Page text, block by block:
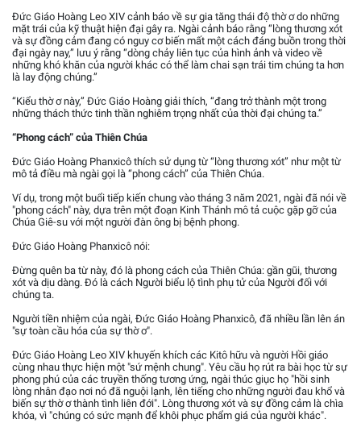
Đức Giáo Hoàng Leo XIV cảnh báo về sự gia tăng thái độ thờ ơ do những
mặt trái của kỹ thuật hiện đại gây ra. Ngài cảnh báo rằng “lòng thương xót
và sự đồng cảm đang có nguy cơ biến mất một cách đáng buồn trong thời
đại ngày nay,” lưu ý rằng “dòng chảy liên tục của hình ảnh và video về
những khó khăn của người khác có thể làm chai sạn trái tim chúng ta hơn
là lay động chúng.”
“Kiểu thờ ơ này,” Đức Giáo Hoàng giải thích, “đang trở thành một trong
những thách thức tinh thần nghiêm trọng nhất của thời đại chúng ta.”
“Phong cách” của Thiên Chúa
Đức Giáo Hoàng Phanxicô thích sử dụng từ “lòng thương xót” như một từ
mô tả điều mà ngài gọi là “phong cách” của Thiên Chúa.
Ví dụ, trong một buổi tiếp kiến chung vào tháng 3 năm 2021, ngài đã nói về
"phong cách" này, dựa trên một đoạn Kinh Thánh mô tả cuộc gặp gỡ của
Chúa Giê-su với một người đàn ông bị bệnh phong.
Đức Giáo Hoàng Phanxicô nói:
Đừng quên ba từ này, đó là phong cách của Thiên Chúa: gần gũi, thương
xót và dịu dàng. Đó là cách Người biểu lộ tình phụ tử của Người đối với
chúng ta.
Người tiền nhiệm của ngài, Đức Giáo Hoàng Phanxicô, đã nhiều lần lên án
"sự toàn cầu hóa của sự thờ ơ".
Đức Giáo Hoàng Leo XIV khuyến khích các Kitô hữu và người Hồi giáo
cùng nhau thực hiện một "sứ mệnh chung". Yêu cầu họ rút ra bài học từ sự
phong phú của các truyền thống tương ứng, ngài thúc giục họ "hồi sinh
lòng nhân đạo nơi nó đã nguội lạnh, lên tiếng cho những người đau khổ và
biến sự thờ ơ thành tình liên đới". Lòng thương xót và sự đồng cảm là chìa
khóa, vì "chúng có sức mạnh để khôi phục phẩm giá của người khác".